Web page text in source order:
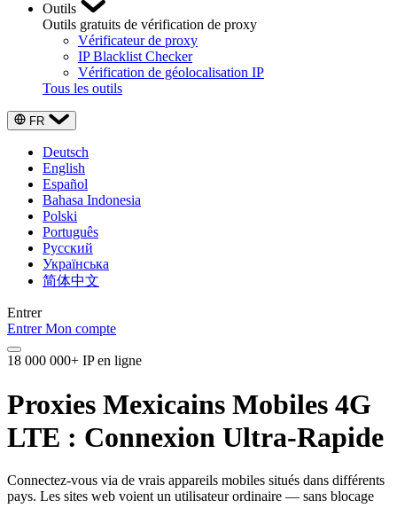
Outils
Outils gratuits de vérification de proxy
Vérificateur de proxy
IP Blacklist Checker
Vérification de géolocalisation IP
Tous les outils
FR
Deutsch
English
Español
Bahasa Indonesia
Polski
Português
Русский
Українська
简体中文
Entrer
EntrerMon compte
18 000 000+ IP en ligne
Proxies Mexicains Mobiles 4G
LTE : Connexion Ultra-Rapide
Connectez-vous via de vrais appareils mobiles situés dans différents
pays. Les sites web voient un utilisateur ordinaire — sans blocage